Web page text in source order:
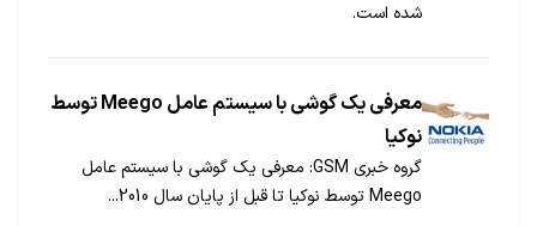
شده است.
معرفی یک گوشی با سیستم عامل Meego توسط
نوکیا
گروه خبری GSM: معرفی یک گوشی با سیستم عامل
Meego توسط نوکیا تا قبل از پایان سال 2010...